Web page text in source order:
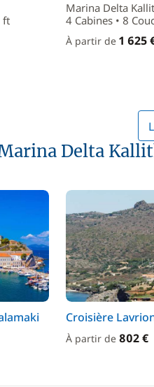
ft
Marina Delta
4 Cabines • 8
À partir de 1 625
Delta
Croisière
À partir de 802 €